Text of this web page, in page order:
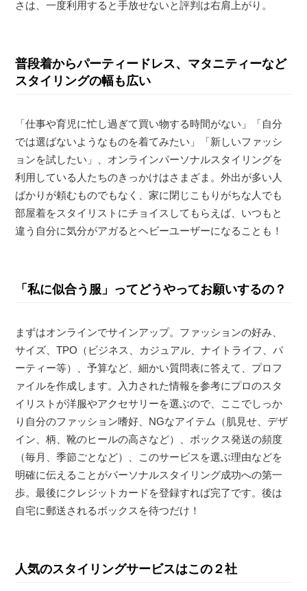
さは、一度利用すると手放せないと評判は右肩上がり。
普段着からパーティードレス、マタニティーなど
スタイリングの幅も広い
「仕事や育児に忙し過ぎて買い物する時間がない」「自分
では選ばないようなものを着てみたい」「新しいファッシ
ョンを試したい」、オンラインパーソナルスタイリングを
利用している人たちのきっかけはさまざま。外出が多い人
ばかりが頼むものでもなく、家に閉じこもりがちな人でも
部屋着をスタイリストにチョイスしてもらえば、いつもと
違う自分に気分がアガるとヘビーユーザーになることも！
「私に似合う服」ってどうやってお願いするの？
まずはオンラインでサインアップ。ファッションの好み、
サイズ、TPO（ビジネス、カジュアル、ナイトライフ、パ
ーティー等）、予算など、細かい質問表に答えて、プロフ
ァイルを作成します。入力された情報を参考にプロのスタ
イリストが洋服やアクセサリーを選ぶので、ここでしっか
り自分のファッション嗜好、NGなアイテム（肌見せ、デザ
イン、柄、靴のヒールの高さなど）、ボックス発送の頻度
（毎月、季節ごとなど）、このサービスを選ぶ理由などを
明確に伝えることがパーソナルスタイリング成功への第一
歩。最後にクレジットカードを登録すれば完了です。後は
自宅に郵送されるボックスを待つだけ！
人気のスタイリングサービスはこの２社